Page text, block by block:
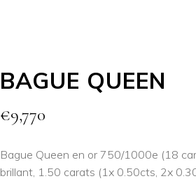
BAGUE QUEEN
€9,770
Bague Queen en or 750/1000e (18
brillant, 1.50 carats (1x 0.50cts, 2x